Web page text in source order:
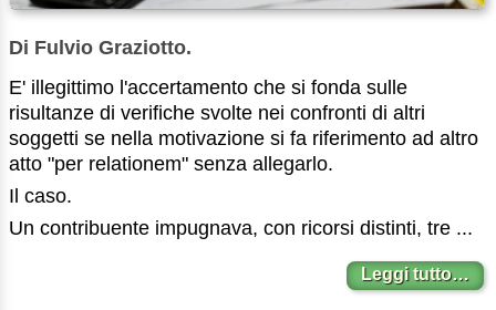
Di Fulvio Graziotto.
E' illegittimo l'accertamento che si fonda sulle
risultanze di verifiche svolte nei confronti di altri
soggetti se nella motivazione si fa riferimento ad altro
atto "per relationem" senza allegarlo.
Il caso.
Un contribuente impugnava, con ricorsi distinti, tre ...
Leggi tutto…